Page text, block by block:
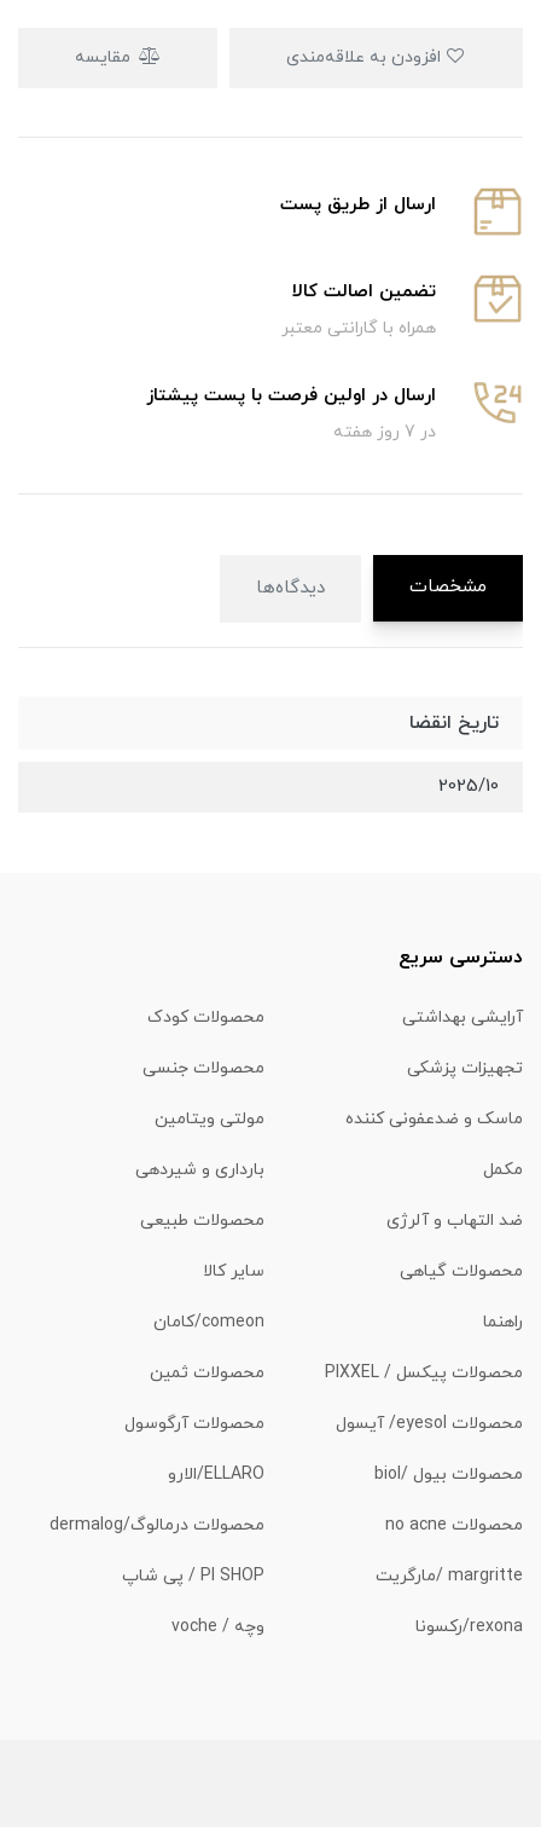
مقایسه
ارسال از طریق پست
تضمین اصالت کالا
همراه با گارانتی معتبر
ارسال در اولین فرصت با پست پیشتاز
در 7 روز هفته
مشخصات دیدگاه‌ها
تاریخ انقضا
2025/10
دسترسی سریع
آرایشی بهداشتی محصولات کودک
تجهیزات پزشکی محصولات جنسی
ماسک و ضدعفونی کننده مولتی ویتامین
مکمل بارداری و شیردهی
ضد التهاب و آلرژی محصولات طبیعی
محصولات گیاهی سایر کالا
راهنما comeon/کامان
محصولات پیکسل / PIXXEL محصولات ثمین
محصولات eyesol/ آیسول محصولات آرگوسول
محصولات بیول /biol ELLARO/الارو
محصولات no acne محصولات درمالوگ/dermalog
margritte /مارگریت PI SHOP / پی شاپ
rexona/رکسونا وچه / voche